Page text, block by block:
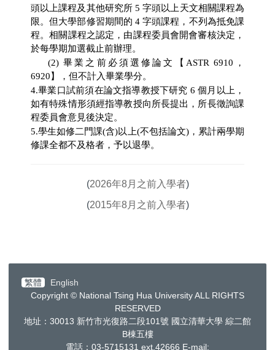
頭以上課程及其他研究所5字頭以上天文相關課程為
限。但大學部修習期間的4字頭課程，不列為抵免課
程。相關課程之認定，由課程委員會開會審核決定，
於每學期加選截止前辦理。
(2)畢業之前必須選修論文【 ASTR 6910 ，
6920 】，但不計入畢業學分。
4.畢業口試前須在論文指導教授下研究 6個月以上，
如有特殊情形須經指導教授向所長提出，所長徵詢課
程委員會意見後決定。
5.學生如修二門課(含)以上(不包括論文)，累計兩學期
修課全都不及格者，予以退學。
(2026年8月之前入學者)
(2015年8月之前入學者)
繁體
English
Copyright © National Tsing Hua University ALL RIGHTS
RESERVED
地址：30013 新竹市光復路二段101號 國立清華大學 綜二館
B棟五樓
電話：03-5715131 ext.42666 E-mail: